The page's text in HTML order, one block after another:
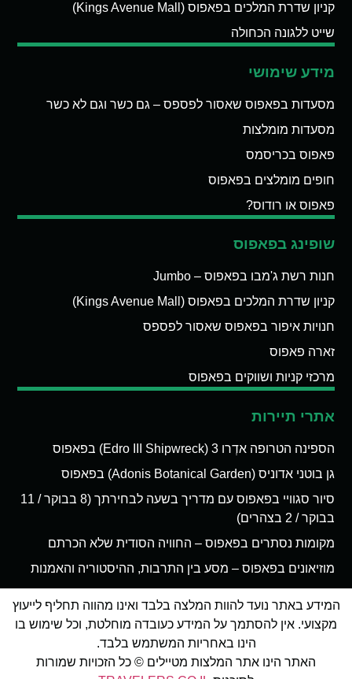
קניון שדרת המלכים בפאפוס (Kings Avenue Mall)
שייט ללגונה הכחולה
מידע שימושי
מסעדות בפאפוס שאסור לפספס – גם כשר וגם לא כשר
מסעדות מומלצות
פאפוס בכריסמס
חופים מומלצים בפאפוס
פאפוס או רודוס?
שופינג בפאפוס
חנות רשת ג'מבו בפאפוס – Jumbo
קניון שדרת המלכים בפאפוס (Kings Avenue Mall)
חנויות איפור בפאפוס שאסור לפספס
זארה פאפוס
מרכזי קניות ושווקים בפאפוס
אתרי תיירות
הספינה הטרופה אדְרו 3 (Edro III Shipwreck) בפאפוס
גן בוטני אדוניס (Adonis Botanical Garden) בפאפוס
סיור סגוויי בפאפוס עם מדריך בשעה לבחירתך (8 בבוקר / 11
בבוקר / 2 בצהרים)
מקומות נסתרים בפאפוס – החוויה הסודית שלא הכרתם
מוזיאונים בפאפוס – מסע בין התרבות, ההיסטוריה והאמנות
המידע באתר נועד להוות המלצה בלבד ואינו מהווה תחליף לייעוץ
מקצועי. אין להסתמך על המידע כעובדה מוחלטת, וכל שימוש בו
הינו באחריות המשתמש בלבד.
האתר הינו אתר המלצות מטיילים © כל הזכויות שמורות